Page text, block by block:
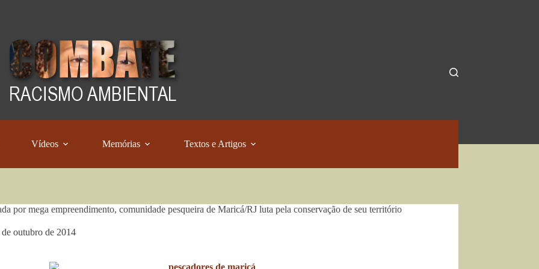
Vídeos Memórias Textos e Artigos
por mega empreendimento, comunidade pesqueira de Maricá/RJ luta pela conservação de seu território
de outubro de 2014